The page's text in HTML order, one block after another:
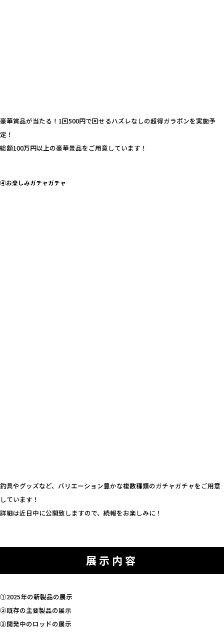
豪華賞品が当たる！1回500円で回せるハズレなしの超得ガラポンを実施予
定！
総額100万円以上の豪華景品をご用意しています！
④お楽しみガチャガチャ
釣具やグッズなど、バリエーション豊かな複数種類のガチャガチャをご用意
しています！
詳細は近日中に公開致しますので、続報をお楽しみに！
展示内容
①2025年の新製品の展示
②既存の主要製品の展示
③開発中のロッドの展示